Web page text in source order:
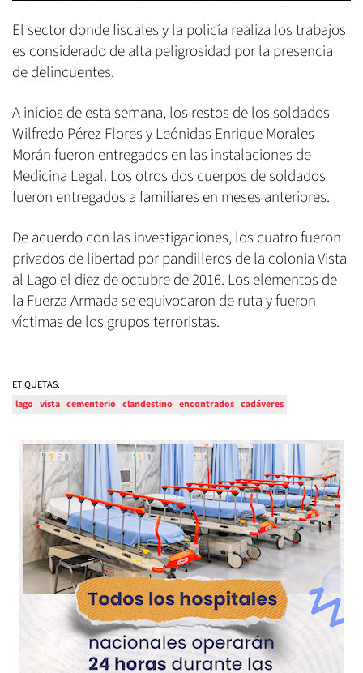
El sector donde fiscales y la policía realiza los trabajos
es considerado de alta peligrosidad por la presencia
de delincuentes.
A inicios de esta semana, los restos de los soldados
Wilfredo Pérez Flores y Leónidas Enrique Morales
Morán fueron entregados en las instalaciones de
Medicina Legal. Los otros dos cuerpos de soldados
fueron entregados a familiares en meses anteriores.
De acuerdo con las investigaciones, los cuatro fueron
privados de libertad por pandilleros de la colonia Vista
al Lago el diez de octubre de 2016. Los elementos de
la Fuerza Armada se equivocaron de ruta y fueron
víctimas de los grupos terroristas.
ETIQUETAS:
lago vista cementerio clandestino encontrados cadáveres